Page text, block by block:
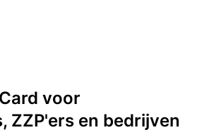
voor
ZZP'ers en bedrijven